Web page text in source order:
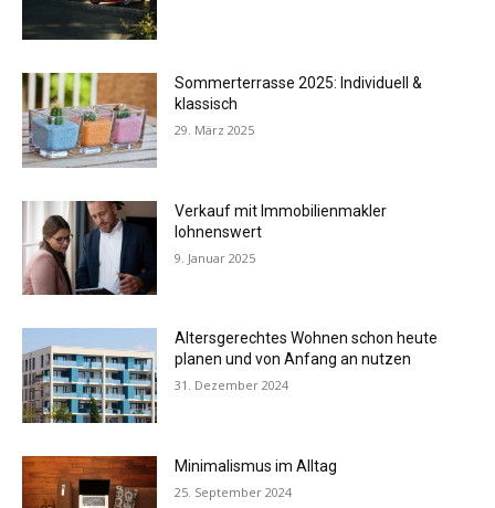
Sommerterrasse 2025: Individuell &
klassisch
29. März 2025
Verkauf mit Immobilienmakler
lohnenswert
9. Januar 2025
Altersgerechtes Wohnen schon heute
planen und von Anfang an nutzen
31. Dezember 2024
Minimalismus im Alltag
25. September 2024